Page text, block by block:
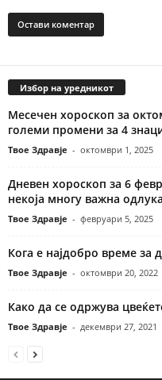
Избор на уредникот
Месечен хороскоп за
големи промени за 4
Твое Здравје - октомври 1, 2025
Дневен хороскоп за 6
некоја многу важна одлука
Твое Здравје - февруари 5, 2025
Кога е најдобро време за
Твое Здравје - октомври 20, 2022
Како да се одржува
Твое Здравје - декември 27, 2021